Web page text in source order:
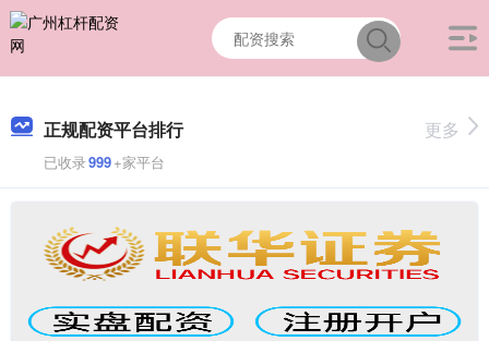
正规配资平台排行
已收录999+家平台
更多